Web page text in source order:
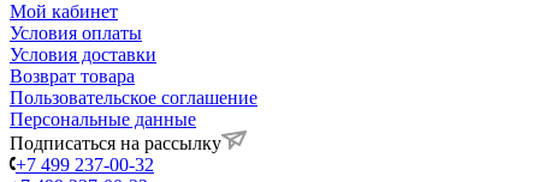
Мой кабинет
Условия оплаты
Условия доставки
Возврат товара
Пользовательское соглашение
Персональные данные
Подписаться на рассылку
+7 499 237-00-32